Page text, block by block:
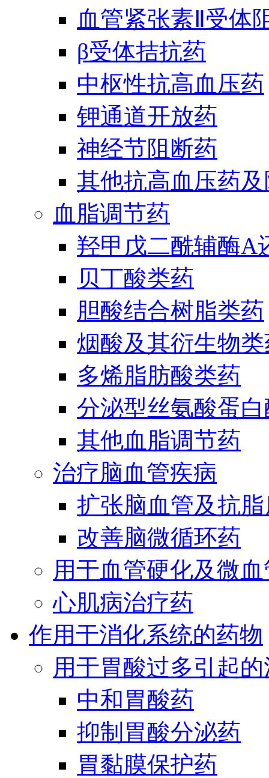
血管紧张素Ⅱ受体
β受体拮抗药
中枢性抗高血压药
钾通道开放药
神经节阻断药
其他抗高血压药
血脂调节药
羟甲戊二酰辅酶A
贝丁酸类药
胆酸结合树脂类药
烟酸及其衍生物
多烯脂肪酸类药
分泌型丝氨酸蛋
其他血脂调节药
治疗脑血管疾病
扩张脑血管及抗
改善脑微循环药
用于血管硬化及微
心肌病治疗药
作用于消化系统的药物
用于胃酸过多引起
中和胃酸药
抑制胃酸分泌药
胃黏膜保护药